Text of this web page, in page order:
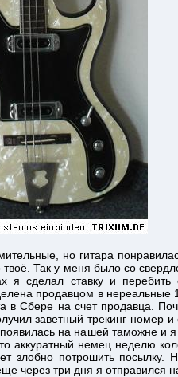
но гитара
Так у меня было со
я сделал ставку и
продавцом в нереальные
в Сбере на счет продавца.
заветный трекинг номер и
на нашей таможне и
аккуратный немец неделю
злобно потрошить
через три дня я отправился